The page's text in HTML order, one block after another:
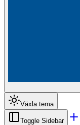
Växla tema
Toggle Sidebar